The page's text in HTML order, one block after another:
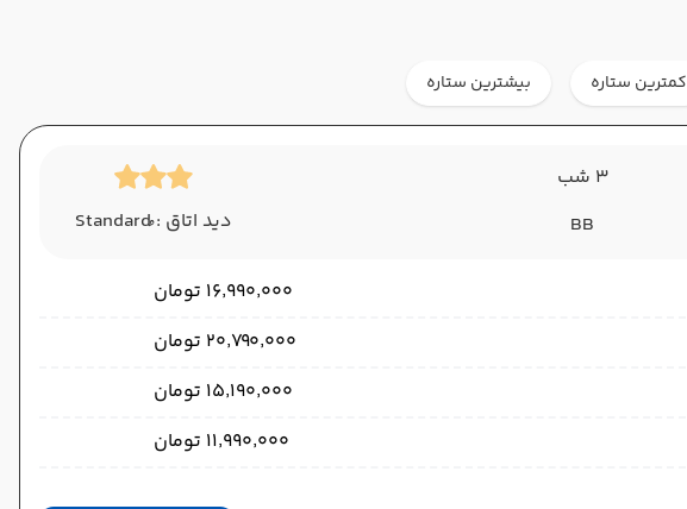
کمترین ستاره بیشترین ستاره
3 شب
BB
دید اتاق : ُStandard
۱۶٬۹۹۰٬۰۰۰ تومان
۲۰٬۷۹۰٬۰۰۰ تومان
۱۵٬۱۹۰٬۰۰۰ تومان
۱۱٬۹۹۰٬۰۰۰ تومان